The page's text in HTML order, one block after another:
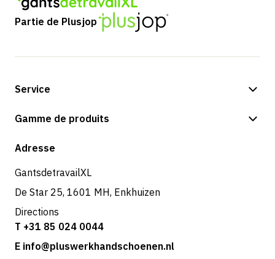
Partie de Plusjop
Service
Options de paiement
Retours et service
Gamme de produits
Boutique
Adresse
GantsdetravailXL
De Star 25, 1601 MH, Enkhuizen
Directions
T +31 85 024 0044
E info@pluswerkhandschoenen.nl